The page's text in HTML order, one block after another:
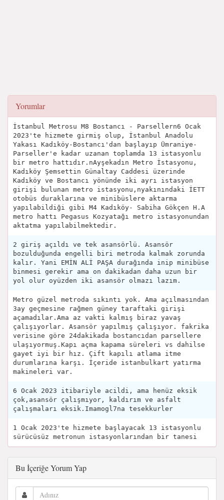
Yorumlar
İstanbul Metrosu M8 Bostancı - Parsellern6 Ocak
2023'te hizmete girmiş olup, İstanbul Anadolu
Yakası Kadıköy-Bostancı'dan başlayıp Ümraniye-
Parseller'e kadar uzanan toplamda 13 istasyonlu
bir metro hattıdır.nAyşekadın Metro İstasyonu,
Kadıköy Şemsettin Günaltay Caddesi üzerinde
Kadıköy ve Bostancı yönünde iki ayrı istasyon
girişi bulunan metro istasyonu,nyakınındaki İETT
otobüs duraklarına ve minibüslere aktarma
yapılabildiği gibi M4 Kadıköy- Sabiha Gökçen H.A
metro hattı Pegasus Kozyatağı metro istasyonundan
aktatma yapılabilmektedir.
2 giriş açıldı ve tek asansörlü. Asansör
bozulduğunda engelli biri metroda kalmak zorunda
kalır. Yani EMİN ALİ PAŞA durağında inip minibüse
binmesi gerekir ama on dakikadan daha uzun bir
yol olur oyüzden iki asansör olmazı lazım.
Metro güzel metroda sıkıntı yok. Ama açılmasından
3ay geçmesine rağmen güney taraftaki girişi
açamadılar.Ama az vakti kalmış biraz yavaş
çalışıyorlar. Asansör yapılmış çalışıyor. fakrika
verisine göre 24dakikada bostancıdan parsellere
ulaşıyormuş.Kapı açma kapama süreleri vs dahilse
gayet iyi bir hız. Çift kapılı atlama itme
durumlarına karşı. İçeride istanbulkart yatırma
makineleri var.
6 Ocak 2023 itibariyle acildi, ama henüz eksik
çok,asansör çalışmıyor, kaldırım ve asfalt
çalışmaları eksik.Imamogl7na tesekkurler
1 Ocak 2023'te hizmete başlayacak 13 istasyonlu
sürücüsüz metronun istasyonlarından bir tanesi
Bu İçeriğe Yorum Yap